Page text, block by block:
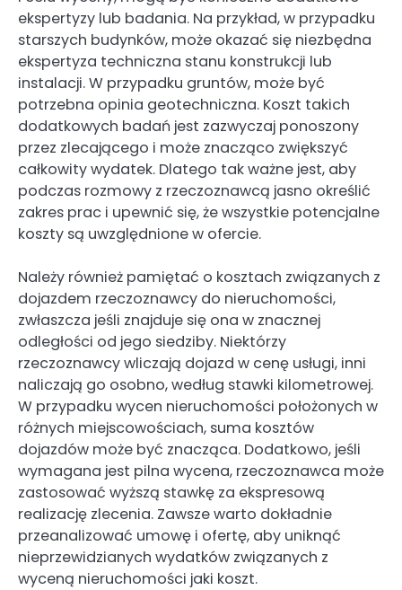
ekspertyzy lub badania. Na przykład, w przypadku
starszych budynków, może okazać się niezbędna
ekspertyza techniczna stanu konstrukcji lub
instalacji. W przypadku gruntów, może być
potrzebna opinia geotechniczna. Koszt takich
dodatkowych badań jest zazwyczaj ponoszony
przez zlecającego i może znacząco zwiększyć
całkowity wydatek. Dlatego tak ważne jest, aby
podczas rozmowy z rzeczoznawcą jasno określić
zakres prac i upewnić się, że wszystkie potencjalne
koszty są uwzględnione w ofercie.
Należy również pamiętać o kosztach związanych z
dojazdem rzeczoznawcy do nieruchomości,
zwłaszcza jeśli znajduje się ona w znacznej
odległości od jego siedziby. Niektórzy
rzeczoznawcy wliczają dojazd w cenę usługi, inni
naliczają go osobno, według stawki kilometrowej.
W przypadku wycen nieruchomości położonych w
różnych miejscowościach, suma kosztów
dojazdów może być znacząca. Dodatkowo, jeśli
wymagana jest pilna wycena, rzeczoznawca może
zastosować wyższą stawkę za ekspresową
realizację zlecenia. Zawsze warto dokładnie
przeanalizować umowę i ofertę, aby uniknąć
nieprzewidzianych wydatków związanych z
wyceną nieruchomości jaki koszt.